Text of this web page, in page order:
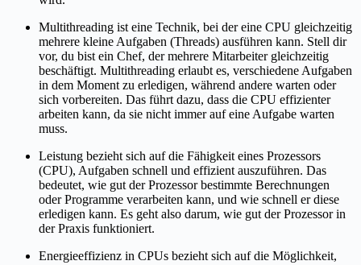
Multithreading ist eine Technik, bei der eine CPU gleichzeitig
mehrere kleine Aufgaben (Threads) ausführen kann. Stell dir
vor, du bist ein Chef, der mehrere Mitarbeiter gleichzeitig
beschäftigt. Multithreading erlaubt es, verschiedene Aufgaben
in dem Moment zu erledigen, während andere warten oder
sich vorbereiten. Das führt dazu, dass die CPU effizienter
arbeiten kann, da sie nicht immer auf eine Aufgabe warten
muss.
Leistung bezieht sich auf die Fähigkeit eines Prozessors
(CPU), Aufgaben schnell und effizient auszuführen. Das
bedeutet, wie gut der Prozessor bestimmte Berechnungen
oder Programme verarbeiten kann, und wie schnell er diese
erledigen kann. Es geht also darum, wie gut der Prozessor in
der Praxis funktioniert.
Energieeffizienz in CPUs bezieht sich auf die Möglichkeit,